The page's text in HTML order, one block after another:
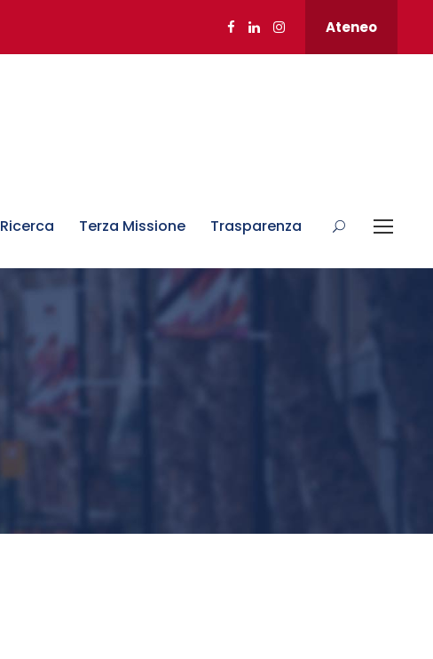
Ateneo
Ricerca Terza Missione Trasparenza